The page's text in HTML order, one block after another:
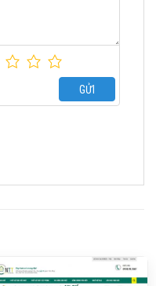
GỬI